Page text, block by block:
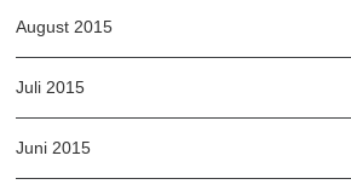
August 2015
Juli 2015
Juni 2015